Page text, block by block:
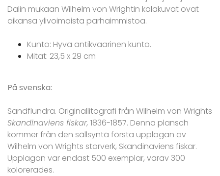
Dalin mukaan Wilhelm von Wrightin kalakuvat ovat
aikansa ylivoimaista parhaimmistoa.
Kunto: Hyvä antikvaarinen kunto.
Mitat: 23,5 x 29 cm
På svenska:
Sandflundra. Originallitografi från Wilhelm von Wrights
Skandinaviens fiskar, 1836-1857. Denna plansch
kommer från den sällsyntä första upplagan av
Wilhelm von Wrights storverk, Skandinaviens fiskar.
Upplagan var endast 500 exemplar, varav 300
kolorerades.